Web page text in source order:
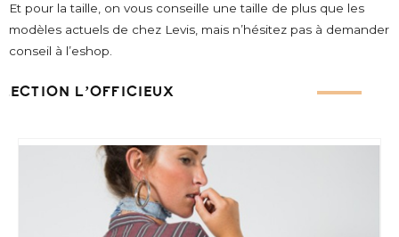
Et pour la taille, on vous conseille une taille de plus que les
modèles actuels de chez Levis, mais n’hésitez pas à demander
conseil à l’eshop.
L’OFFICIEUX